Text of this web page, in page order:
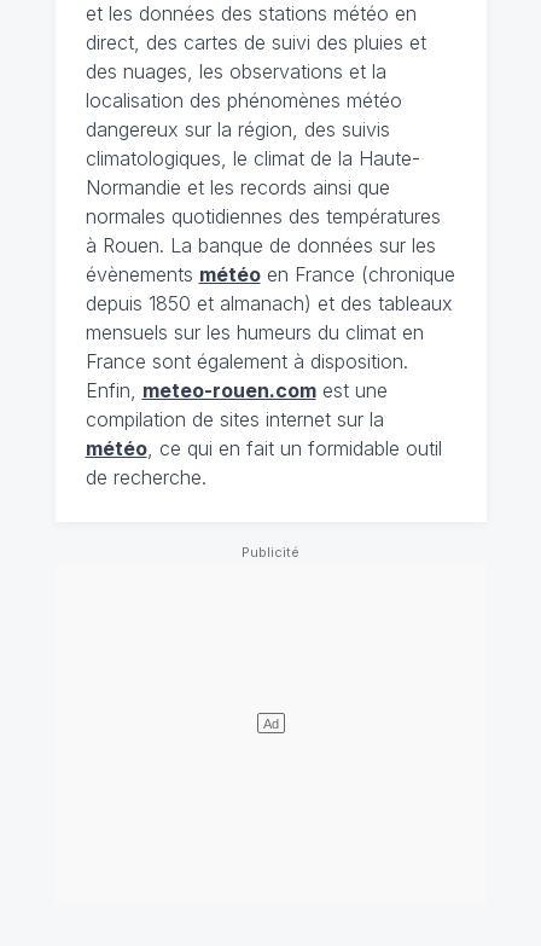
et les données des stations météo en
direct, des cartes de suivi des pluies et
des nuages, les observations et la
localisation des phénomènes météo
dangereux sur la région, des suivis
climatologiques, le climat de la Haute-
Normandie et les records ainsi que
normales quotidiennes des températures
à Rouen. La banque de données sur les
évènements météoen France (chronique
depuis 1850 et almanach) et des tableaux
mensuels sur les humeurs du climat en
France sont également à disposition.
Enfin, meteo-rouen.comest une
compilation de sites internet sur la
météo, ce qui en fait un formidable outil
de recherche.